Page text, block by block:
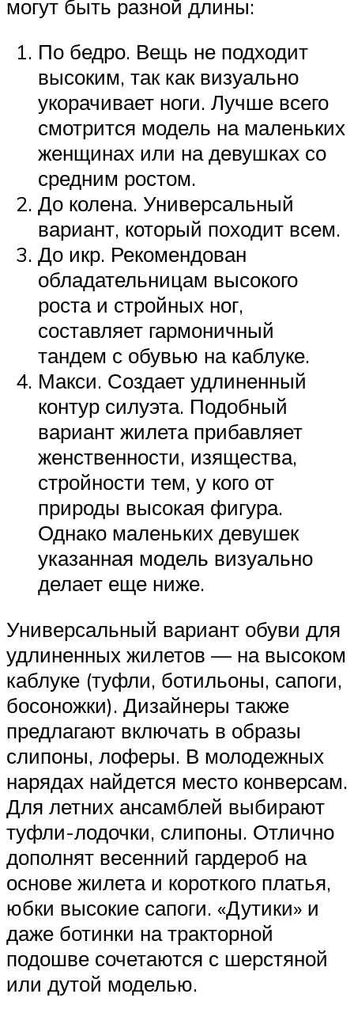
могут быть разной длины:
По бедро. Вещь не подходит
высоким, так как визуально
укорачивает ноги. Лучше всего
смотрится модель на маленьких
женщинах или на девушках со
средним ростом.
До колена. Универсальный
вариант, который походит всем.
До икр. Рекомендован
обладательницам высокого
роста и стройных ног,
составляет гармоничный
тандем с обувью на каблуке.
Макси. Создает удлиненный
контур силуэта. Подобный
вариант жилета прибавляет
женственности, изящества,
стройности тем, у кого от
природы высокая фигура.
Однако маленьких девушек
указанная модель визуально
делает еще ниже.
Универсальный вариант обуви для
удлиненных жилетов — на высоком
каблуке (туфли, ботильоны, сапоги,
босоножки). Дизайнеры также
предлагают включать в образы
слипоны, лоферы. В молодежных
нарядах найдется место конверсам.
Для летних ансамблей выбирают
туфли-лодочки, слипоны. Отлично
дополнят весенний гардероб на
основе жилета и короткого платья,
юбки высокие сапоги. «Дутики» и
даже ботинки на тракторной
подошве сочетаются с шерстяной
или дутой моделью.